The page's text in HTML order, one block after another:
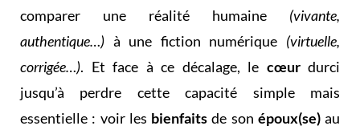
comparer une réalité humaine (vivante,
authentique…) à une fiction numérique (virtuelle,
corrigée…). Et face à ce décalage, le cœur durci
jusqu’à perdre cette capacité simple mais
essentielle : voir les bienfaitsde son époux(se) au